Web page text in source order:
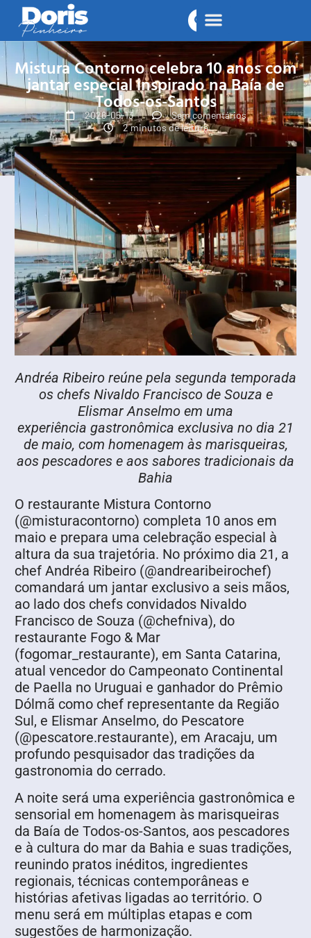
Mistura Contorno celebra 10 anos com
jantar especial inspirado na Baía de
Todos-os-Santos
2026-05-13
Sem comentários
2 minutos de leitura
Andréa Ribeiro reúne pela segunda temporada
os chefs Nivaldo Francisco de Souza e
Elismar Anselmo em uma
experiência gastronômica exclusiva no dia 21
de maio, com homenagem às marisqueiras,
aos pescadores e aos sabores tradicionais da
Bahia
O restaurante Mistura Contorno
(@misturacontorno) completa 10 anos em
maio e prepara uma celebração especial à
altura da sua trajetória. No próximo dia 21, a
chef Andréa Ribeiro (@andrearibeirochef)
comandará um jantar exclusivo a seis mãos,
ao lado dos chefs convidados Nivaldo
Francisco de Souza (@chefniva), do
restaurante Fogo & Mar
(fogomar_restaurante), em Santa Catarina,
atual vencedor do Campeonato Continental
de Paella no Uruguai e ganhador do Prêmio
Dólmã como chef representante da Região
Sul, e Elismar Anselmo, do Pescatore
(@pescatore.restaurante), em Aracaju, um
profundo pesquisador das tradições da
gastronomia do cerrado.
A noite será uma experiência gastronômica e
sensorial em homenagem às marisqueiras
da Baía de Todos-os-Santos, aos pescadores
e à cultura do mar da Bahia e suas tradições,
reunindo pratos inéditos, ingredientes
regionais, técnicas contemporâneas e
histórias afetivas ligadas ao território. O
menu será em múltiplas etapas e com
sugestões de harmonização.